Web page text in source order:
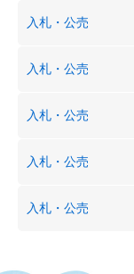
入札・公売
入札・公売
入札・公売
入札・公売
入札・公売